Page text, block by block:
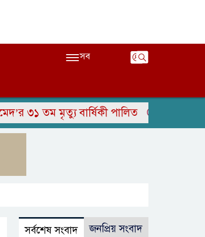
সব
তম মৃত্যু বার্ষিকী পালিত সাংবাদিক
সর্বশেষ সংবাদ জনপ্রিয় সংবাদ